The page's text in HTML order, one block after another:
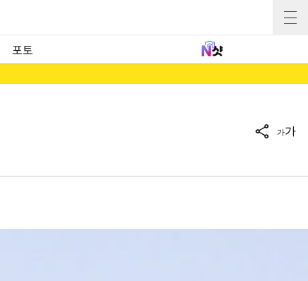
포토
가가